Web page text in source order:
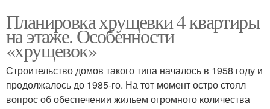
Планировка хрущевки 4 квартиры
на этаже. Особенности
«хрущевок»
Строительство домов такого типа началось в 1958 году и
продолжалось до 1985-го. На тот момент остро стоял
вопрос об обеспечении жильем огромного количества